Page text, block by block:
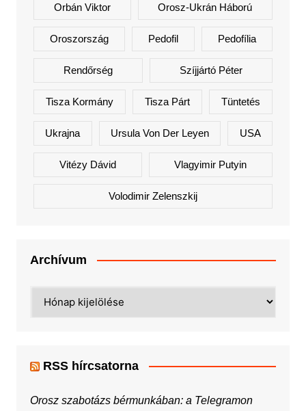
Orbán Viktor Orosz-Ukrán Háború
Oroszország Pedofil Pedofília
Rendőrség Szíjjártó Péter
Tisza Kormány Tisza Párt Tüntetés
Ukrajna Ursula Von Der Leyen USA
Vitézy Dávid Vlagyimir Putyin
Volodimir Zelenszkij
Archívum
RSS hírcsatorna
Orosz szabotázs bérmunkában: a Telegramon